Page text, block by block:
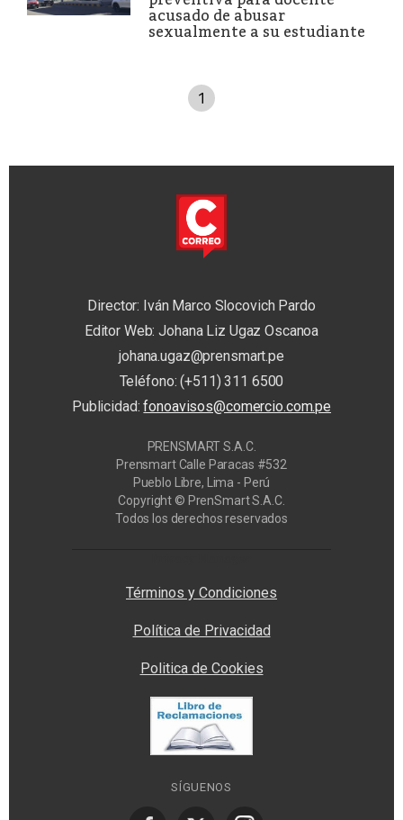
acusado de abusar
sexualmente a su estudiante
1
Director: Iván Marco Slocovich Pardo
Editor Web: Johana Liz Ugaz Oscanoa
johana.ugaz@prensmart.pe
Teléfono: (+511) 311 6500
Publicidad:fonoavisos@comercio.com.pe
PRENSMART S.A.C.
Prensmart Calle Paracas #532
Pueblo Libre, Lima - Perú
Copyright © PrenSmart S.A.C.
Todos los derechos reservados
Términos y Condiciones
Política de Privacidad
Politica de Cookies
SÍGUENOS